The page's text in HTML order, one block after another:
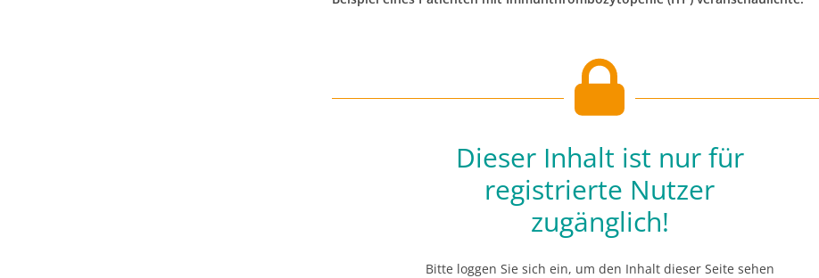
Dieser Inhalt ist nur für
registrierte Nutzer
zugänglich!
Bitte loggen Sie sich ein, um den Inhalt dieser Seite sehen